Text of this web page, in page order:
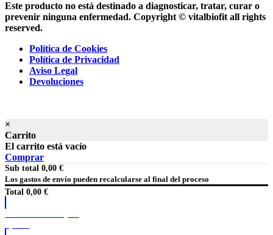
Este producto no está destinado a diagnosticar, tratar, curar o
prevenir ninguna enfermedad. Copyright © vitalbiofit all rights
reserved.
Política de Cookies
Política de Privacidad
Aviso Legal
Devoluciones
×
Carrito
El carrito está vacío
Comprar
Sub total 0,00 €
Los gastos de envío pueden recalcularse al final del proceso
Total 0,00 €